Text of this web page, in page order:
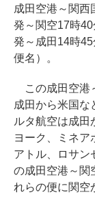
成田空港～関西
発～関空17時
発～成田14時
便名）。
この成田空港
成田から米国な
ルタ航空は成田
ヨーク、ミネア
アトル、ロサン
の成田空港～関
れらの便に関空